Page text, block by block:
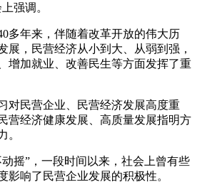
强调。
年来，伴随着改革开放的伟大历
展，民营经济从小到大、从弱到强，
增加就业、改善民生等方面发挥了重
民营企业、民营经济发展高度重
营经济健康发展、高质量发展指明方
。
”，一段时间以来，社会上曾有些
影响了民营企业发展的积极性。